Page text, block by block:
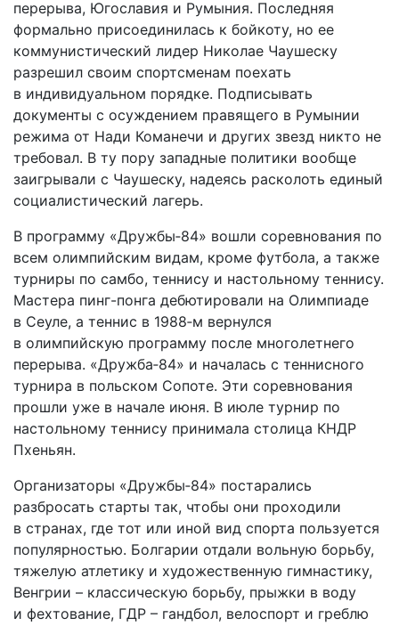
перерыва, Югославия и Румыния. Последняя
формально присоединилась к бойкоту, но ее
коммунистический лидер Николае Чаушеску
разрешил своим спортсменам поехать
в индивидуальном порядке. Подписывать
документы с осуждением правящего в Румынии
режима от Нади Команечи и других звезд никто не
требовал. В ту пору западные политики вообще
заигрывали с Чаушеску, надеясь расколоть единый
социалистический лагерь.
В программу «Дружбы‑84» вошли соревнования по
всем олимпийским видам, кроме футбола, а также
турниры по самбо, теннису и настольному теннису.
Мастера пинг-понга дебютировали на Олимпиаде
в Сеуле, а теннис в 1988‑м вернулся
в олимпийскую программу после многолетнего
перерыва. «Дружба‑84» и началась с теннисного
турнира в польском Сопоте. Эти соревнования
прошли уже в начале июня. В июле турнир по
настольному теннису принимала столица КНДР
Пхеньян.
Организаторы «Дружбы‑84» постарались
разбросать старты так, чтобы они проходили
в странах, где тот или иной вид спорта пользуется
популярностью. Болгарии отдали вольную борьбу,
тяжелую атлетику и художественную гимнастику,
Венгрии – классическую борьбу, прыжки в воду
и фехтование, ГДР – гандбол, велоспорт и греблю